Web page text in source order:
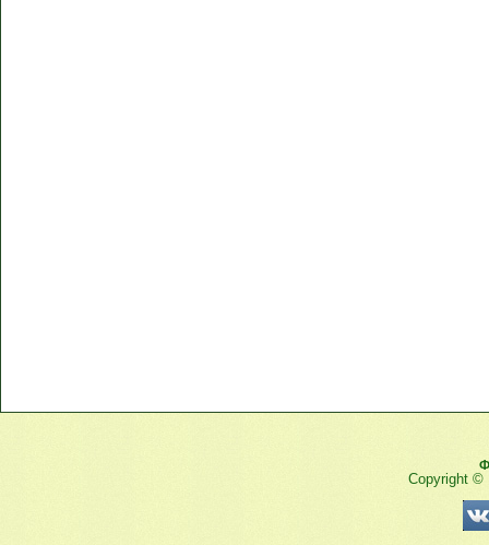
Copyright ©